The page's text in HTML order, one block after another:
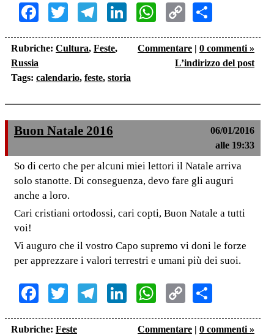
Facebook
TwitterTelegram
LinkedInWhatsApp
Copy
Link
Rubriche: Cultura, Feste,
Russia
Tags: calendario, feste, storia
Commentare | 0 commenti »
L’indirizzo del post
Buon Natale 2016
06/01/2016
alle 19:33
So di certo che per alcuni miei lettori il Natale arriva
solo stanotte. Di conseguenza, devo fare gli auguri
anche a loro.
Cari cristiani ortodossi, cari copti, Buon Natale a tutti
voi!
Vi auguro che il vostro Capo supremo vi doni le forze
per apprezzare i valori terrestri e umani più dei suoi.
Facebook
TwitterTelegram
LinkedInWhatsApp
Copy
Link
Rubriche: Feste
Commentare | 0 commenti »